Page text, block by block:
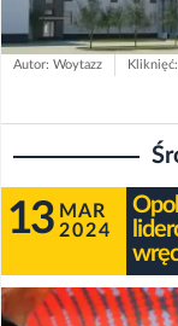
Autor: Woytazz
13 MAR
2024